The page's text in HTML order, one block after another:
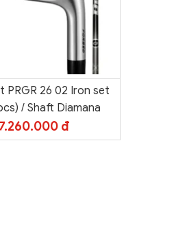
PRGR 26 02 Iron set
/ Shaft Diamana
đ